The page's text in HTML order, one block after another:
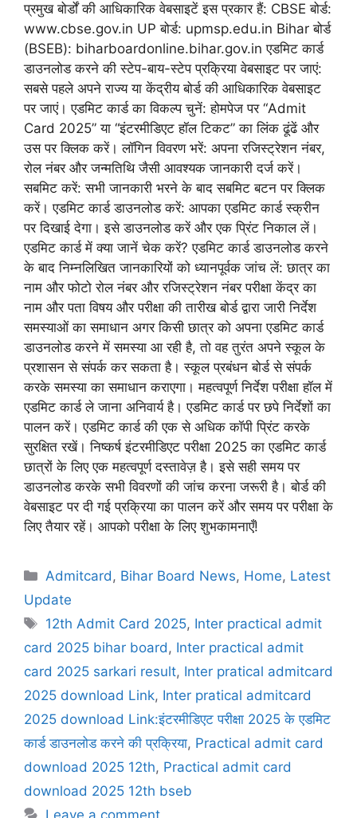
प्रमुख बोर्डों की आधिकारिक वेबसाइटें इस प्रकार हैं: CBSE बोर्ड:
www.cbse.gov.in UP बोर्ड: upmsp.edu.in Bihar बोर्ड
(BSEB): biharboardonline.bihar.gov.in एडमिट कार्ड
डाउनलोड करने की स्टेप-बाय-स्टेप प्रक्रिया वेबसाइट पर जाएं:
सबसे पहले अपने राज्य या केंद्रीय बोर्ड की आधिकारिक वेबसाइट
पर जाएं। एडमिट कार्ड का विकल्प चुनें: होमपेज पर “Admit
Card 2025” या “इंटरमीडिएट हॉल टिकट” का लिंक ढूंढें और
उस पर क्लिक करें। लॉगिन विवरण भरें: अपना रजिस्ट्रेशन नंबर,
रोल नंबर और जन्मतिथि जैसी आवश्यक जानकारी दर्ज करें।
सबमिट करें: सभी जानकारी भरने के बाद सबमिट बटन पर क्लिक
करें। एडमिट कार्ड डाउनलोड करें: आपका एडमिट कार्ड स्क्रीन
पर दिखाई देगा। इसे डाउनलोड करें और एक प्रिंट निकाल लें।
एडमिट कार्ड में क्या जानें चेक करें? एडमिट कार्ड डाउनलोड करने
के बाद निम्नलिखित जानकारियों को ध्यानपूर्वक जांच लें: छात्र का
नाम और फोटो रोल नंबर और रजिस्ट्रेशन नंबर परीक्षा केंद्र का
नाम और पता विषय और परीक्षा की तारीख बोर्ड द्वारा जारी निर्देश
समस्याओं का समाधान अगर किसी छात्र को अपना एडमिट कार्ड
डाउनलोड करने में समस्या आ रही है, तो वह तुरंत अपने स्कूल के
प्रशासन से संपर्क कर सकता है। स्कूल प्रबंधन बोर्ड से संपर्क
करके समस्या का समाधान कराएगा। महत्वपूर्ण निर्देश परीक्षा हॉल में
एडमिट कार्ड ले जाना अनिवार्य है। एडमिट कार्ड पर छपे निर्देशों का
पालन करें। एडमिट कार्ड की एक से अधिक कॉपी प्रिंट करके
सुरक्षित रखें। निष्कर्ष इंटरमीडिएट परीक्षा 2025 का एडमिट कार्ड
छात्रों के लिए एक महत्वपूर्ण दस्तावेज़ है। इसे सही समय पर
डाउनलोड करके सभी विवरणों की जांच करना जरूरी है। बोर्ड की
वेबसाइट पर दी गई प्रक्रिया का पालन करें और समय पर परीक्षा के
लिए तैयार रहें। आपको परीक्षा के लिए शुभकामनाएँ!
Admitcard, Bihar Board News, Home, Latest
Update
12th Admit Card 2025, Inter practical admit
card 2025 bihar board, Inter practical admit
card 2025 sarkari result, Inter pratical admitcard
2025 download Link, Inter pratical admitcard
2025 download Link:इंटरमीडिएट परीक्षा 2025 के एडमिट
कार्ड डाउनलोड करने की प्रक्रिया, Practical admit card
download 2025 12th, Practical admit card
download 2025 12th bseb